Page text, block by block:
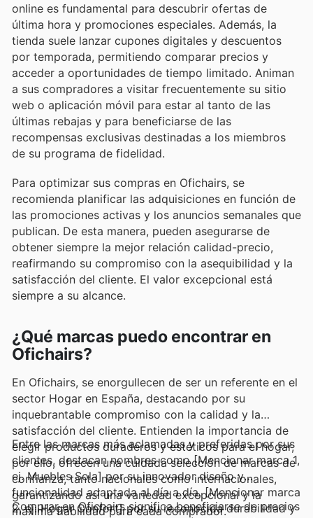
online es fundamental para descubrir ofertas de
última hora y promociones especiales. Además, la
tienda suele lanzar cupones digitales y descuentos
por temporada, permitiendo comparar precios y
acceder a oportunidades de tiempo limitado. Animan
a sus compradores a visitar frecuentemente su sitio
web o aplicación móvil para estar al tanto de las
últimas rebajas y para beneficiarse de las
recompensas exclusivas destinadas a los miembros
de su programa de fidelidad.
Para optimizar sus compras en Ofichairs, se
recomienda planificar las adquisiciones en función de
las promociones activas y los anuncios semanales que
publican. De esta manera, pueden asegurarse de
obtener siempre la mejor relación calidad-precio,
reafirmando su compromiso con la asequibilidad y la
satisfacción del cliente. El valor excepcional está
siempre a su alcance.
¿Qué marcas puedo encontrar en
Ofichairs?
En Ofichairs, se enorgullecen de ser un referente en el
sector Hogar en España, destacando por su
inquebrantable compromiso con la calidad y la
satisfacción del cliente. Entienden la importancia de
elegir productos duraderos y estéticos para el hogar,
por ello, ofrecen una cuidada selección de marcas de
confianza, tanto nacionales como internacionales,
garantizando así una variedad excepcional y la
máxima fiabilidad para cada comprador.
Entre las marcas más aclamadas y preferidas por sus
clientes, destacan nombres como [Mencionar marca 1,
ej. Muebles Sola] por su innovador diseño y
funcionalidad adaptada al día a día, [Mencionar marca
2, ej. Hogar Confort] por su reconocida durabilidad y
Comprar en Ofichairs significa beneficiarse de precios